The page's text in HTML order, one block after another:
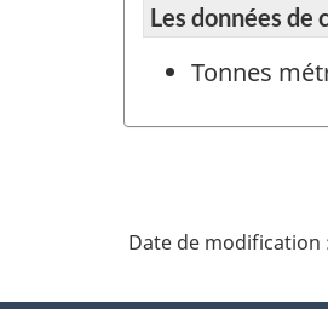
Les données de
Tonnes
Date de modification